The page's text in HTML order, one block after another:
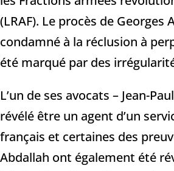
(LRAF). Le procès de Georges
condamné à la réclusion à
été marqué par des
L’un de ses avocats – Jean-
révélé être un agent d’un
français et certaines des
Abdallah ont également été